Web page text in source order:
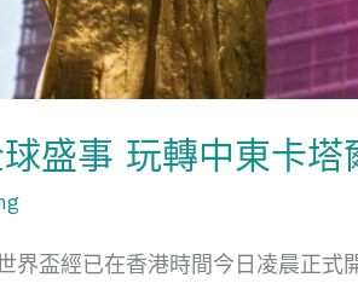
盛事 玩轉中東卡塔
界盃經已在香港時間今日凌晨正